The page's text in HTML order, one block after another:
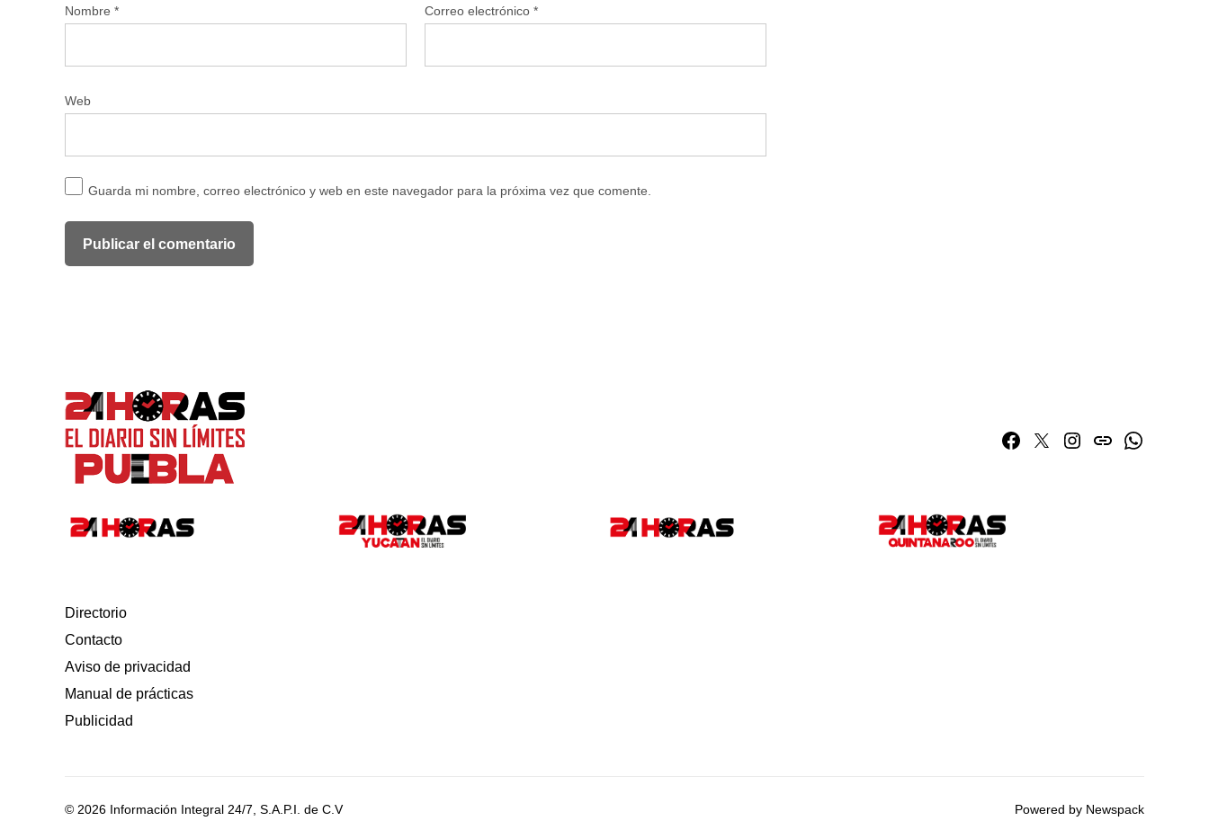
Nombre * Correo electrónico *
Web
Guarda mi nombre, correo electrónico y web en este navegador para la próxima vez que comente.
Facebook
TwitterInstagram
issuuWhatsapp
Directorio
Contacto
Aviso de privacidad
Manual de prácticas
Publicidad
© 2026 Información Integral 24/7, S.A.P.I. de C.V Powered by Newspack